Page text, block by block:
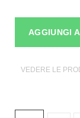
AGGIUNGI
VEDERE LE